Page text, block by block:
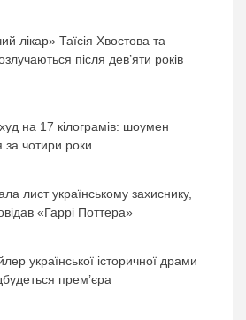
лікар» Таїсія Хвостова та
після дев’яти років
на 17 кілограмів: шоумен
за чотири роки
лист українському захиснику,
«Гаррі Поттера»
української історичної драми
прем’єра